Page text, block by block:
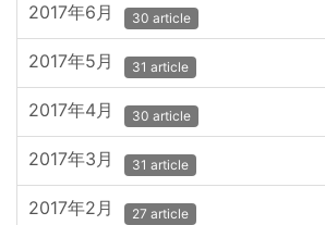
2017年6月 30 article
2017年5月 31 article
2017年4月 30 article
2017年3月 31 article
2017年2月 27 article